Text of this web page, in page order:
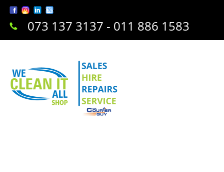
073 137 3137 - 011 886 1583